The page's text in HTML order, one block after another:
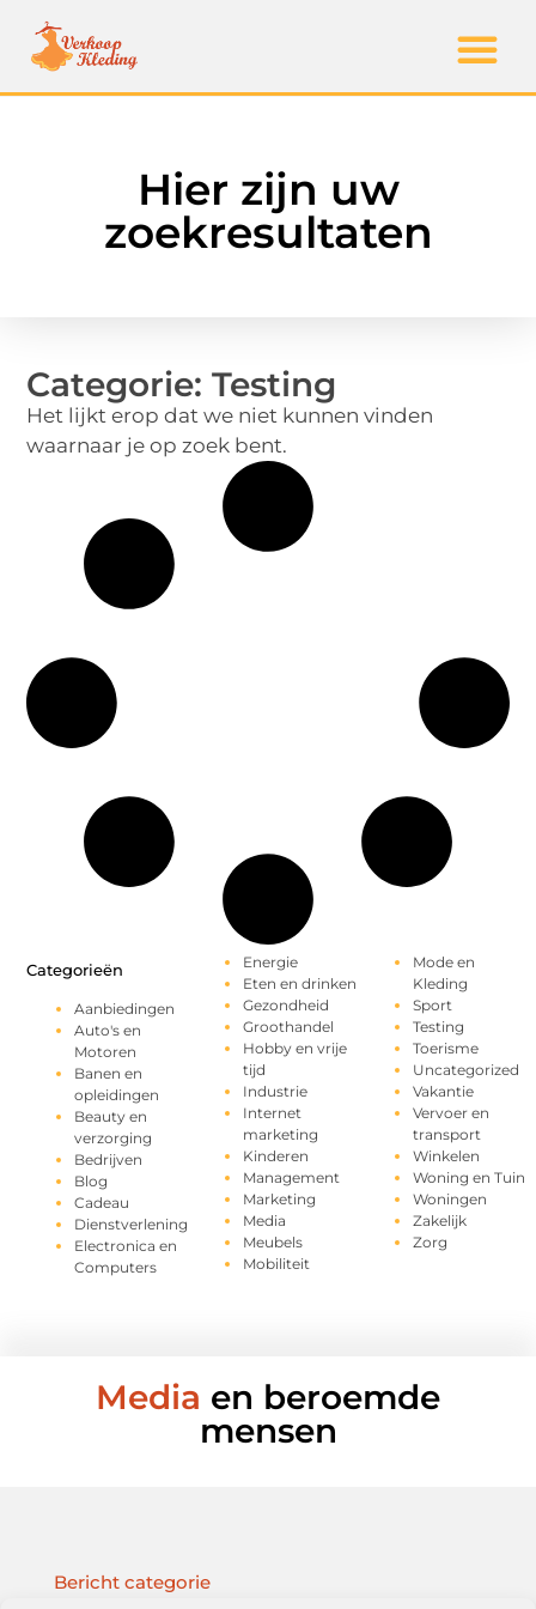
Hier zijn uw
zoekresultaten
Categorie: Testing
Het lijkt erop dat we niet kunnen vinden
waarnaar je op zoek bent.
Categorieën
Aanbiedingen
Auto's en
Motoren
Banen en
opleidingen
Beauty en
verzorging
Bedrijven
Blog
Cadeau
Dienstverlening
Electronica en
Computers
Energie
Eten en drinken
Gezondheid
Groothandel
Hobby en vrije
tijd
Industrie
Internet
marketing
Kinderen
Management
Marketing
Media
Meubels
Mobiliteit
Mode en
Kleding
Sport
Testing
Toerisme
Uncategorized
Vakantie
Vervoer en
transport
Winkelen
Woning en Tuin
Woningen
Zakelijk
Zorg
Media en beroemde
mensen
Bericht categorie